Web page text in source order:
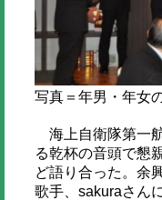
写真＝年男・年女
海上自衛隊第一
る乾杯の音頭で懇
ど語り合った。余
歌手、sakuraさん